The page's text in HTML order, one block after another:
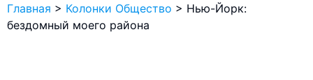
Главная > Колонки Общество > Нью-Йорк:
бездомный моего района